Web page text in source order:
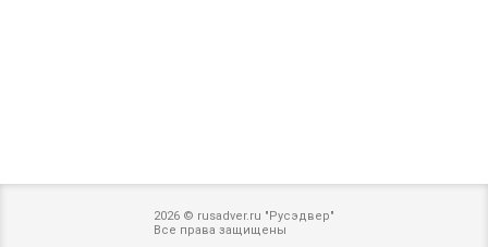
2026 © rusadver.ru "Русэдвер"
Все права защищены